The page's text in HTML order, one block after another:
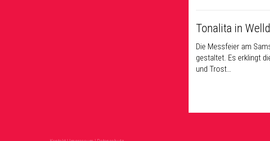
Tonalita in
Die Messfeier am
gestaltet. Es erklingt
und Trost…